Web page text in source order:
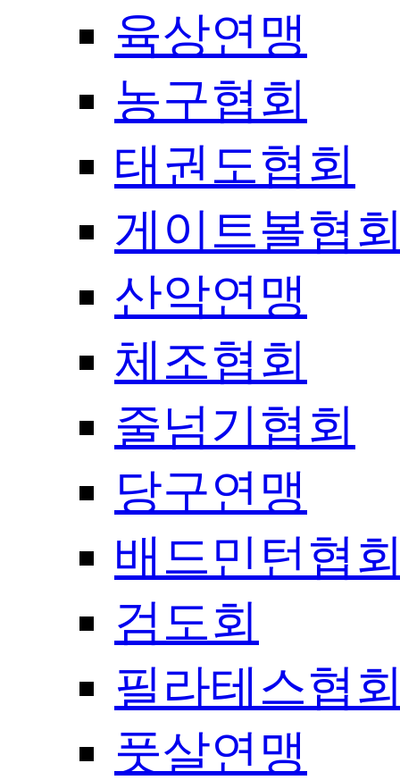
육상연맹
농구협회
태권도협회
게이트볼협
산악연맹
체조협회
줄넘기협회
당구연맹
배드민턴협
검도회
필라테스협
풋살연맹